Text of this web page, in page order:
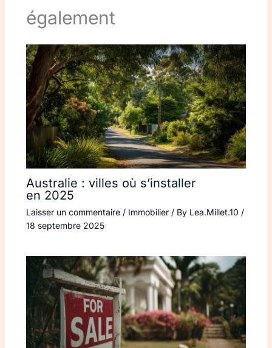
également
Australie : villes où s’installer
en 2025
Laisser un commentaire / Immobilier/ By Lea.Millet.10 /
18 septembre 2025